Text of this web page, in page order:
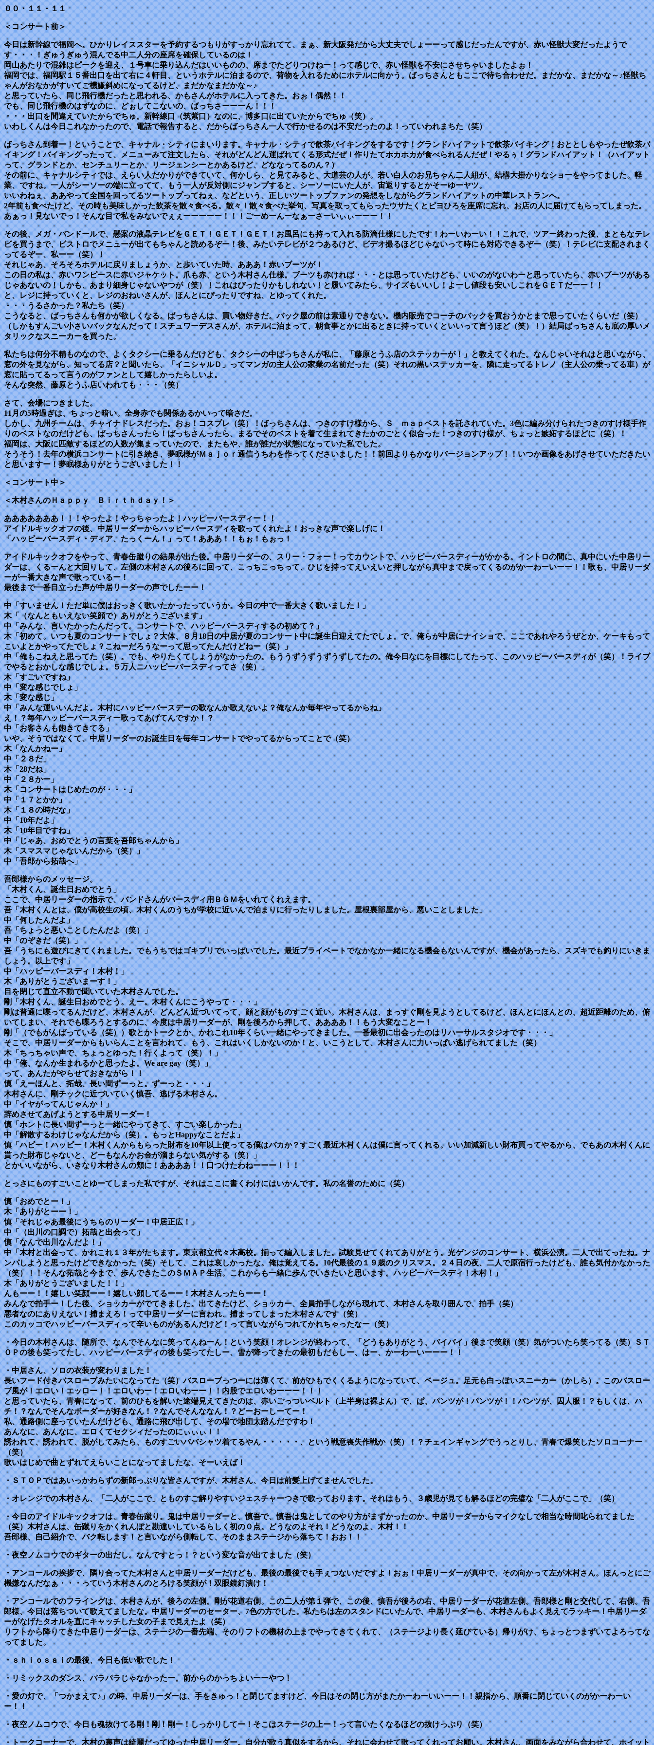
００・１１・１１
＜コンサート前＞
今日は新幹線で福岡へ。ひかりレイススターを予約するつもりがすっかり忘れてて、まぁ、新大阪発だから大丈夫でしょーーって感じだったんですが、赤い怪獣大変だったようで
す・・・！ぎゅうぎゅう混んでる中二人分の座席を確保しているのは！
岡山あたりで混雑はピークを迎え、１号車に乗り込んだはいいものの、席までたどりつけねー！って感じで、赤い怪獣を不安にさせちゃいましたよぉ！
福岡では、福岡駅１５番出口を出て右に４軒目、というホテルに泊まるので、荷物を入れるためにホテルに向かう。ばっちさんともここで待ち合わせだ。まだかな、まだかな～♪怪獣ち
ゃんがおなかがすいてご機嫌斜めになってるけど、まだかなまだかな～♪
と思っていたら、同じ飛行機だったと思われる、かもさんがホテルに入ってきた。おぉ！偶然！！
でも、同じ飛行機のはずなのに、どぉしてこないの、ばっちさーーーん！！！
・・・出口を間違えていたからでちゅ。新幹線口（筑紫口）なのに、博多口に出ていたからでちゅ（笑）。
いわしくんは今日これなかったので、電話で報告すると、だからばっちさん一人で行かせるのは不安だったのよ！っていわれまちた（笑）
ばっちさん到着ー！ということで、キャナル・シティにまいります。キャナル・シティで飲茶バイキングをするです！グランドハイアットで飲茶バイキング！おととしもやったぜ飲茶バ
イキング！バイキングったって、メニューみて注文したら、それがどんどん運ばれてくる形式だぜ！作りたてホカホカが食べられるんだぜ！やるぅ！グランドハイアット！（ハイアット
って、グランドとか、センチュリーとか、リージェンシーとかあるけど、どななってるのん？）
その前に、キャナルシティでは、えらい人だかりができていて、何かしら、と見てみると、大道芸の人が。若い白人のお兄ちゃん二人組が、結構大掛かりなショーをやってました。軽
業、ですね。一人がシーソーの端に立ってて、もう一人が反対側にジャンプすると、シーソーにいた人が、宙返りするとかそーゆーヤツ。
いいわねぇ、ああやって全国を回ってるツートップってねぇ、などという、正しいツートップファンの発想をしながらグランドハイアットの中華レストランへ。
2年前も食べたけど、その時も美味しかった飲茶を散々食べる。散々！散々食べた挙句、写真を取ってもらったウサたくとピヨひろを座席に忘れ、お店の人に届けてもらってしまった。
あぁっ！見ないでっ！そんな目で私をみないでぇぇーーーーー！！！ごーめーんーなぁーさーいぃぃーーー！！
その後、メガ・バンドールで、懸案の液晶テレビをＧＥＴ！ＧＥＴ！ＧＥＴ！お風呂にも持って入れる防滴仕様にしたです！わーいわーい！！これで、ツアー終わった後、まともなテレ
ビを買うまで、ビストロでメニューが出てもちゃんと読めるぞー！後、みたいテレビが２つあるけど、ビデオ撮るほどじゃないって時にも対応できるぞー（笑）！テレビに支配されまく
ってるぞー、私ーー（笑）！
それじゃあ、そろそろホテルに戻りましょうか、と歩いていた時、あああ！赤いブーツが！
この日の私は、赤いワンピースに赤いジャケット。爪も赤、という木村さん仕様。ブーツも赤ければ・・・とは思っていたけども、いいのがないわーと思っていたら、赤いブーツがある
じゃあないの！しかも、あまり細身じゃないやつが（笑）！これはぴったりかもしれない！と履いてみたら、サイズもいいし！よーし値段も安いしこれをＧＥＴだーー！！
と、レジに持っていくと、レジのおねいさんが、ほんとにぴったりですね、とゆってくれた。
・・・うるさかった？私たち（笑）
こうなると、ばっちさんも何かが欲しくなる。ばっちさんは、買い物好きだ。バック屋の前は素通りできない。機内販売でコーチのバックを買おうかとまで思っていたくらいだ（笑）
（しかもすんごい小さいバックなんだって！スチュワーデスさんが、ホテルに泊まって、朝食事とかに出るときに持っていくといいって言うほど（笑）！）結局ばっちさんも底の厚いメ
タリックなスニーカーを買った。
私たちは何分不精ものなので、よくタクシーに乗るんだけども、タクシーの中ばっちさんが私に、「藤原とうふ店のステッカーが！」と教えてくれた。なんじゃいそれはと思いながら、
窓の外を見ながら、知ってる店？と聞いたら、「イニシャルＤ」ってマンガの主人公の家業の名前だった（笑）それの黒いステッカーを、隣に走ってるトレノ（主人公の乗ってる車）が
窓に貼ってるって言うのがファンとして嬉しかったらしいよ。
そんな突然、藤原とうふ店いわれても・・・（笑）
さて、会場につきました。
11月の5時過ぎは、ちょっと暗い。全身赤でも関係あるかいって暗さだ。
しかし、九州チームは、チャイナドレスだった。おぉ！コスプレ（笑）！ばっちさんは、つきのすけ様から、Ｓ ｍａｐベストを託されていた。3色に編み分けられたつきのすけ様手作
りのベストなのだけども、ばっちさんったら！ばっちさんったら、まるでそのベストを着て生まれてきたかのごとく似合った！つきのすけ様が、ちょっと嫉妬するほどに（笑）！
福岡は、大阪に匹敵するほどの人数が集まっていたので、またもや、誰が誰だか状態になっていた私でした。
そうそう！去年の横浜コンサートに引き続き、夢眠様がＭａｊｏｒ通信うちわを作ってくださいました！！前回よりもかなりバージョンアップ！！いつか画像をあげさせていただきたい
と思いますー！夢眠様ありがとうございました！！
＜コンサート中＞
＜木村さんのＨａｐｐｙ Ｂｉｒｔｈｄａｙ！＞
あああああああ！！！やったよ！やっちゃったよ！ハッピーバースディー！！
アイドルキックオフの後、中居リーダーからハッピーバースディを歌ってくれたよ！おっきな声で楽しげに！
「ハッピーバースディ・ディア、たっくーん！」って！あああ！！もぉ！もぉっ！
アイドルキックオフをやって、青春缶蹴りの結果が出た後。中居リーダーの、スリー・フォー！ってカウントで、ハッピーバースディーがかかる。イントロの間に、真中にいた中居リー
ダーは、くるーんと大回りして、左側の木村さんの後ろに回って、こっちこっちって、ひじを持ってえいえいと押しながら真中まで戻ってくるのがかーわーいーー！！歌も、中居リーダ
ーが一番大きな声で歌っているー！
最後まで一番目立った声が中居リーダーの声でしたーー！
中「すいません！ただ単に僕はおっきく歌いたかったっていうか。今日の中で一番大きく歌いました！」
木「（なんともいえない笑顔で）ありがとうございます」
中「みんな、言いたかったんだって。コンサートで、ハッピーバースディするの初めて？」
木「初めて。いつも夏のコンサートでしょ？大体、８月18日の中居が夏のコンサート中に誕生日迎えてたでしょ。で、俺らが中居にナイショで、ここであれやろうぜとか、ケーキもって
こいよとかやってたでしょ？こねーだろうなーって思ってたんだけどねー（笑）」
中「俺もこねえと思ってた（笑）。でも、やりたくてしょうがなかったの。もううずうずうずうずしてたの。俺今日なにを目標にしてたって、このハッピーバースディが（笑）！ライブ
でやるとおかしな感じでしょ。５万人ニハッピーバースディってさ（笑）」
木「すごいですね」
中「変な感じでしょ」
木「変な感じ」
中「みんな運いいんだよ。木村にハッピーバースデーの歌なんか歌えないよ？俺なんか毎年やってるからね」
え！？毎年ハッピーバースディー歌ってあげてんですか！？
中「お客さんも飽きてきてる」
いや、そうではなくて、中居リーダーのお誕生日を毎年コンサートでやってるからってことで（笑）
木「なんかねー」
中「２８だ」
木「28だね」
中「２８かー」
木「コンサートはじめたのが・・・」
中「１７とかか」
木「１８の時だな」
中「10年だよ」
木「10年目ですね」
中「じゃあ、おめでとうの言葉を吾郎ちゃんから」
木「スマスマじゃないんだから（笑）」
中「吾郎から拓哉へ」
吾郎様からのメッセージ。
「木村くん、誕生日おめでとう」
ここで、中居リーダーの指示で、バンドさんがバースディ用ＢＧＭをいれてくれえます。
吾「木村くんとは、僕が高校生の頃、木村くんのうちが学校に近いんで泊まりに行ったりしました。屋根裏部屋から、悪いことしました」
中「何したんだよ」
吾「ちょっと悪いことしたんだよ（笑）」
中「のぞきだ（笑）」
吾「うちにも遊びにきてくれました。でもうちではゴキブリでいっぱいでした。最近プライベートでなかなか一緒になる機会もないんですが、機会があったら、スズキでも釣りにいきま
しょう。以上です」
中「ハッピーバースディ！木村！」
木「ありがとうございまーす！」
目を閉じて直立不動で聞いていた木村さんでした。
剛「木村くん、誕生日おめでとう。えー。木村くんにこうやって・・・」
剛は普通に喋ってるんだけど、木村さんが、どんどん近づいてって、顔と顔がものすごく近い。木村さんは、まっすぐ剛を見ようとしてるけど、ほんとにほんとの、超近距離のため、俯
いてしまい、それでも喋ろうとするのに、今度は中居リーダーが、剛を後ろから押して、ああああ！！もう大変なことー！
剛「（でもがんばっている（笑））歌とかトークとか、かれこれ10年くらい一緒にやってきました。一番最初に出会ったのはリハーサルスタジオです・・・」
そこで、中居リーダーからもいらんことを言われて、もう、これはいくしかないのか！と、いこうとして、木村さんに力いっぱい逃げられてました（笑）
木「ちっちゃい声で、ちょっとゆった！行くよって（笑）！」
中「俺、なんか生まれるかと思ったよ。We are gay（笑）」
って、あんたがやらせておきながら！！
慎「えーほんと、拓哉、長い間ずーっと。ずーっと・・・」
木村さんに、剛チックに近づいていく慎吾、逃げる木村さん。
中「イヤがってんじゃんか！」
辞めさせてあげようとする中居リーダー！
慎「ホントに長い間ずーっと一緒にやってきて、すごい楽しかった」
中「解散するわけじゃなんだから（笑）。もっとHappyなことだよ」
慎「ハピー！ハッピー！木村くんからもらった財布を10年以上使ってる僕はバカか？すごく最近木村くんは僕に言ってくれる。いい加減新しい財布買ってやるから、でもあの木村くんに
貰った財布じゃないと、どーもなんかお金が溜まらない気がする（笑）」
とかいいながら、いきなり木村さんの頬に！ああああ！！口つけたわねーーー！！！
とっさにものすごいことゆーてしまった私ですが、それはここに書くわけにはいかんです。私の名誉のために（笑）
慎「おめでとー！」
木「ありがとーー！」
慎「それじゃあ最後にうちらのリーダー！中居正広！」
中「（出川の口調で）拓哉と出会って」
慎「なんで出川なんだよ！」
中「木村と出会って、かれこれ１３年がたちます。東京都立代々木高校。揃って編入しました。試験見せてくれてありがとう。光ゲンジのコンサート、横浜公演。二人で出てったね。ナ
ンパしようと思ったけどできなかった（笑）そして、これは哀しかったな。俺は覚えてる。10代最後の１９歳のクリスマス。２４日の夜、二人で原宿行ったけども、誰も気付かなかった
（笑）！！そんな拓哉と今まで、歩んできたこのＳＭＡＰ生活。これからも一緒に歩んでいきたいと思います。ハッピーバースディ！木村！」
木「ありがとうございました！！」
んもーー！！嬉しい笑顔ーー！嬉しい顔してるーー！木村さんったらーー！
みんなで拍手ー！した後、ショッカーがでてきました。出てきたけど、ショッカー、全員拍手しながら現れて、木村さんを取り囲んで、拍手（笑）
悪者なのにありえない！捕まえろ！って中居リーダーに言われ、捕まってしまった木村さんです（笑）
このカッコでハッピーバースディって辛いものがあるんだけど！って言いながらつれてかれちゃったなー（笑）
・今日の木村さんは、随所で、なんでそんなに笑ってんねーん！という笑顔！オレンジが終わって、「どうもありがとう、バイバイ」後まで笑顔（笑）気がついたら笑ってる（笑）ＳＴ
ＯＰの後も笑ってたし、ハッピーバースディの後も笑ってたしー、雪が降ってきたの最初もだもしー、はー、かーわーいーーー！！
・中居さん、ソロの衣装が変わりました！
長いフード付きバスローブみたいになってた（笑）バスローブっつーには薄くて、前がひもでくくるようになっていて、ベージュ。足元も白っぽいスニーカー（かしら）。このバスロー
ブ風が！エロい！エッロー！！エロいわー！エロいわーー！！内股でエロいわーーー！！！
と思っていたら、青春になって、前のひもを解いた途端見えてきたのは、赤いごっついベルト（上半身は裸よん）で、ぱ、パンツが！パンツが！！パンツが、囚人服！？もしくは、ハ
チ！？なんでそんなボーダーが好きなん！？なんでそんななん！？どーおーしーてー！
私、通路側に座っていたんだけども、通路に飛び出して、その場で地団太踏んだですわ！
あんなに、あんなに、エロくてセクシィだったのにぃぃぃ！！
誘われて、誘われて、脱がしてみたら、ものすごいババシャツ着てるやん・・・・・、という戦意喪失作戦か（笑）！？チェインギャングでうっとりし、青春で爆笑したソロコーナー
（笑）
歌いはじめで曲とずれてえらいことになってましたな、そーいえば！
・ＳＴＯＰではあいっかわらずの新郎っぷりな皆さんですが、木村さん、今日は前髪上げてませんでした。
・オレンジでの木村さん、「二人がここで」とものすご解りやすいジェスチャーつきで歌っております。それはもう、３歳児が見ても解るほどの完璧な「二人がここで」（笑）
・今日のアイドルキックオフは、青春缶蹴り。鬼は中居リーダーと、慎吾で、慎吾は鬼としてのやり方がまずかったのか、中居リーダーからマイクなしで相当な時間叱られてました
（笑）木村さんは、缶蹴りをかくれんぼと勘違いしているらしく初の０点。どうなのよそれ！どうなのよ、木村！！
吾郎様、自己紹介で、バク転します！と言いながら側転して、そのままステージから落ちて！おお！！
・夜空ノムコウでのギターの出だし。なんですとっ！？という変な音が出てました（笑）
・アンコールの挨拶で、隣り合ってた木村さんと中居リーダーだけども、最後の最後でも手ぇつないだですよ！おぉ！中居リーダーが真中で、その向かって左が木村さん。ほんっとにご
機嫌なんだなぁ・・・っていう木村さんのとろける笑顔が！双眼鏡釘漬け！
・アンコールでのフライングは、木村さんが、後ろの左側。剛が花道右側。この二人が第１弾で、この後、慎吾が後ろの右、中居リーダーが花道左側。吾郎様と剛と交代して、右側。吾
郎様、今日は落ちついて歌えてましたな。中居リーダーのセーター、7色の方でした。私たちは左のスタンドにいたんで、中居リーダーも、木村さんもよく見えてラッキー！中居リーダ
ーがなげたタオルを直にキャッチした女の子まで見えたよ（笑）
リフトから降りてきた中居リーダーは、ステージの一番先端、そのリフトの機材の上までやってきてくれて、（ステージより長く延びている）帰りがけ、ちょっとつまずいてよろってな
ってました。
・ｓｈｉｏｓａｉの最後、今日も低い歌でした！
・リミックスのダンス、パラパラじゃなかったー。前からのかっちょいーーやつ！
・愛の灯で、「つかまえて♪」の時、中居リーダーは、手をきゅっ！と閉じてますけど、今日はその閉じ方がまたかーわーいいーー！！親指から、順番に閉じていくのがかーわーい
ー！！
・夜空ノムコウで、今日も魂抜けてる剛！剛！剛ー！しっかりしてー！そこはステージの上ー！って言いたくなるほどの抜けっぷり（笑）
・トークコーナーで、木村の裏声は綺麗だってゆった中居リーダー。自分が歌う真似をするから、それに会わせて歌ってくれってお願い。木村さん、画面をみながら合わせて、ホイット